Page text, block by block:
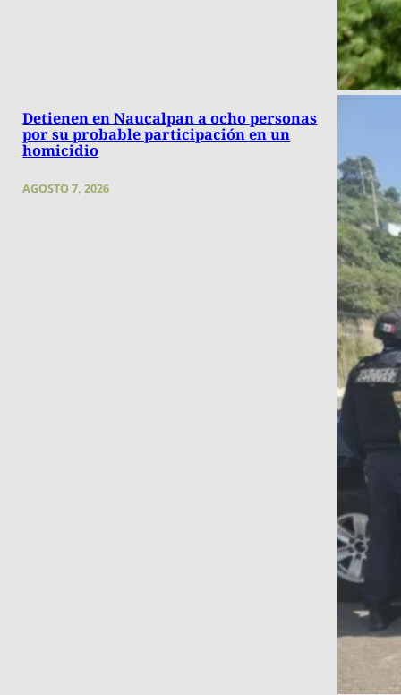
Detienen en Naucalpan a ocho personas
por su probable participación en un
homicidio
AGOSTO 7, 2026